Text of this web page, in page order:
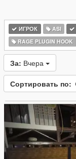
ИГРОК ASI
RAGE PLUGIN HOOK
За: Вчера
Сортировать по: